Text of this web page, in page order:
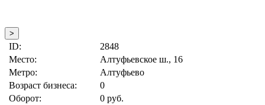
>
ID:
2848
Место:
Алтуфьевское ш., 16
Метро:
Алтуфьево
Возраст бизнеса:
0
Оборот:
0 руб.